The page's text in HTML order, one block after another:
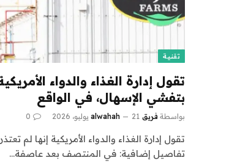
تقنية
تقول إدارة الغذاء والدواء
بتفشي الإسهال، في الواقع
بواسطة فريق alwahah 21 يوليو، 2026 0
تقول إدارة الغذاء والدواء الأمريكية إنها لم
تفاصيل إضافية: في المنتصف بعد عاصفة…